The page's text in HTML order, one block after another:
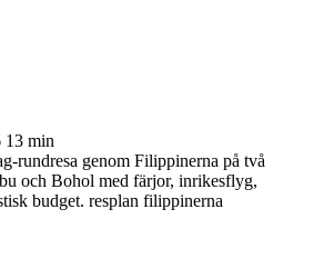
13 min
rundresa genom Filippinerna på två
och Bohol med färjor, inrikesflyg,
budget. resplan filippinerna